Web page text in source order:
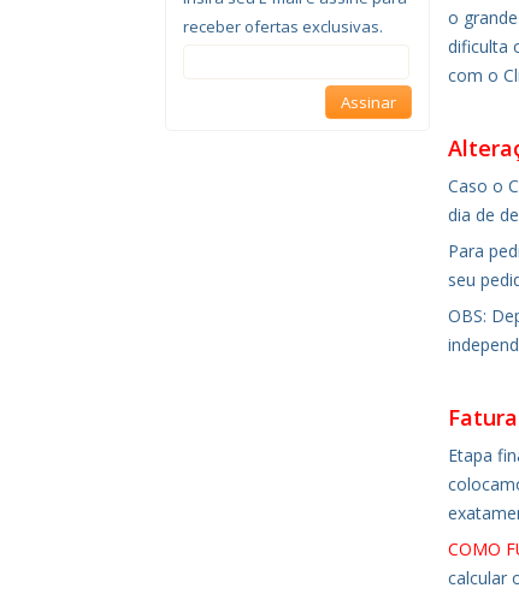
receber ofertas exclusivas.
Assinar
o
dificulta
com o
Caso o
dia de
Para
seu
OBS:
Etapa
COMO
calcular